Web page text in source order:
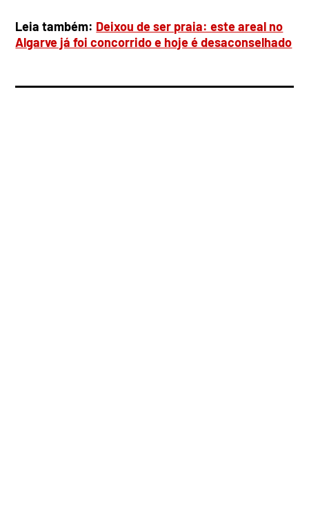
Leia também: Deixou de ser praia: este areal no
Algarve já foi concorrido e hoje é desaconselhado